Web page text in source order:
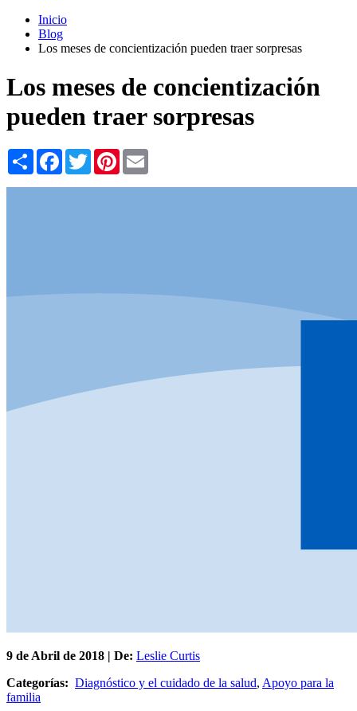
Inicio
Blog
Los meses de concientización pueden traer sorpresas
Los meses de concientización
pueden traer sorpresas
Share Facebook
TwitterPinterest
9 de Abril de 2018 | De: Leslie Curtis
Categorías: Diagnóstico y el cuidado de la salud, Apoyo para la
familia